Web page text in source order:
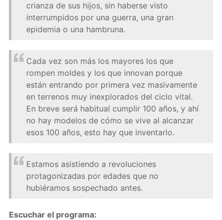
crianza de sus hijos, sin haberse visto
interrumpidos por una guerra, una gran
epidemia o una hambruna.
Cada vez son más los mayores los que
rompen moldes y los que innovan porque
están entrando por primera vez masivamente
en terrenos muy inexplorados del ciclo vital.
En breve será habitual cumplir 100 años, y ahí
no hay modelos de cómo se vive al alcanzar
esos 100 años, esto hay que inventarlo.
Estamos asistiendo a revoluciones
protagonizadas por edades que no
hubiéramos sospechado antes.
Escuchar el programa: